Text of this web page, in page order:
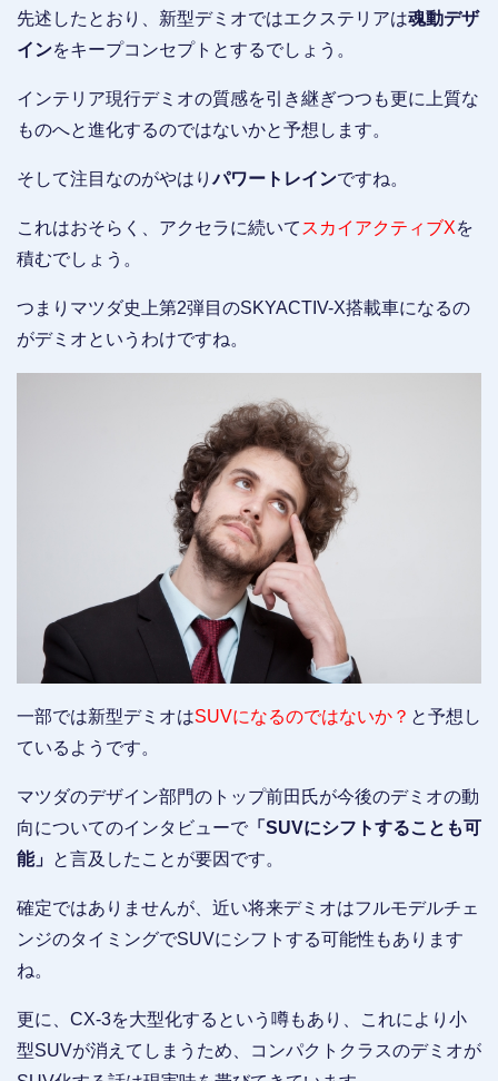
先述したとおり、新型デミオではエクステリアは魂動デザ
インをキープコンセプトとするでしょう。
インテリア現行デミオの質感を引き継ぎつつも更に上質な
ものへと進化するのではないかと予想します。
そして注目なのがやはりパワートレインですね。
これはおそらく、アクセラに続いて スカイアクティブXを
積むでしょう。
つまりマツダ史上第2弾目のSKYACTIV-X搭載車になるの
がデミオというわけですね。
一部では新型デミオはSUVになるのではないか？ と予想し
ているようです。
マツダのデザイン部門のトップ前田氏が今後のデミオの動
向についてのインタビューで 「SUVにシフトすることも可
能」 と言及したことが要因です。
確定ではありませんが、近い将来デミオはフルモデルチェ
ンジのタイミングでSUVにシフトする可能性もあります
ね。
更に、CX-3を大型化するという噂もあり、これにより小
型SUVが消えてしまうため、コンパクトクラスのデミオが